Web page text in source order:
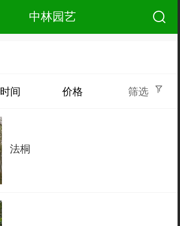
中林园艺
时间 价格 筛选
法桐